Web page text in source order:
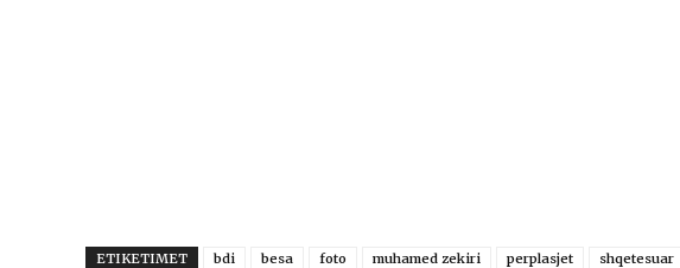
ETIKETIMET bdi besa foto muhamed zekiri perplasjet shqetesuar